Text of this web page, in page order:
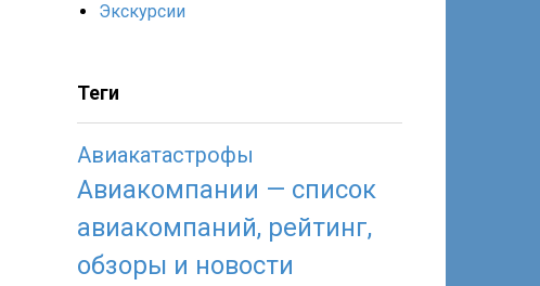
Экскурсии
Теги
Авиакатастрофы
Авиакомпании — список
авиакомпаний, рейтинг,
обзоры и новости